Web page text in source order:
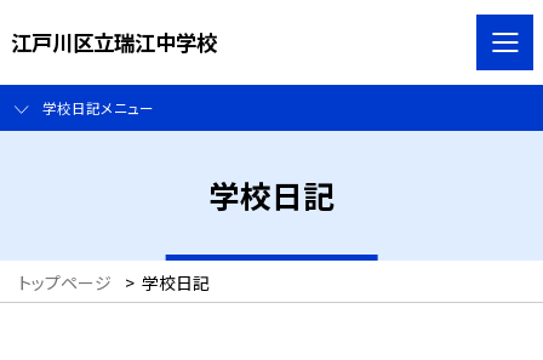
江戸川区立瑞江中学校
学校日記メニュー
学校日記
トップページ > 学校日記